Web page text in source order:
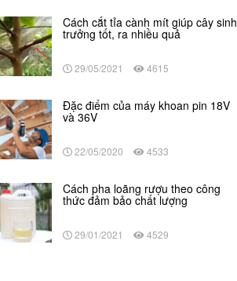
Cách cắt tỉa cành mít giúp cây sinh
trưởng tốt, ra nhiều quả
29/05/2021 4615
Đặc điểm của máy khoan pin 18V
và 36V
22/05/2020 4533
Cách pha loãng rượu theo công
thức đảm bảo chất lượng
29/01/2021 4529